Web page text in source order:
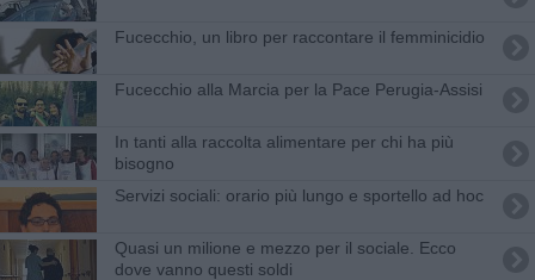
Fucecchio, un libro per raccontare il femminicidio
Fucecchio alla Marcia per la Pace Perugia-Assisi
In tanti alla raccolta alimentare per chi ha più
bisogno
Servizi sociali: orario più lungo e sportello ad hoc
Quasi un milione e mezzo per il sociale. Ecco
dove vanno questi soldi